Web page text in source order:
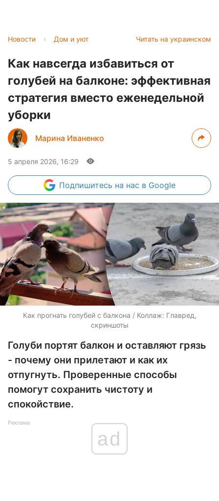
Читать на украинском
Новости › Дом и уют
Как навсегда избавиться от
голубей на балконе: эффективная
стратегия вместо еженедельной
уборки
Марина Иваненко
5 апреля 2026, 16:29
Подпишитесь на нас в Google
Как прогнать голубей с балкона / Коллаж: Главред,
скриншоты
Голуби портят балкон и оставляют грязь
- почему они прилетают и как их
отпугнуть. Проверенные способы
помогут сохранить чистоту и
спокойствие.
Реклама
ad